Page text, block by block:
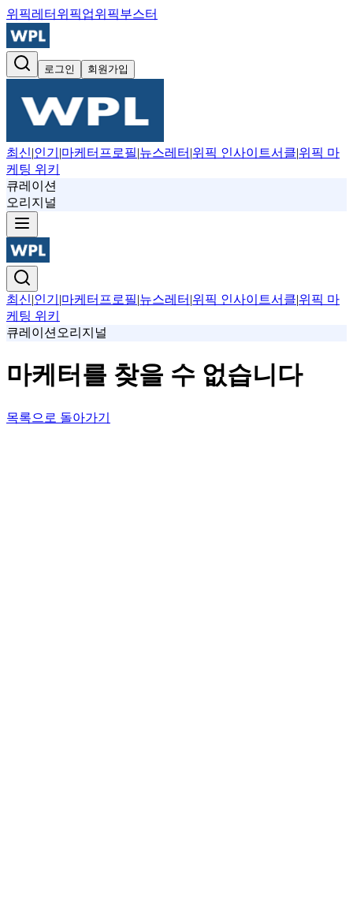
위픽레터 위픽업위픽부스터
로그인 회원가입
최신|인기 |마케터프로필|뉴스레터 |위픽 인사이트서클|위픽 마
케팅 위키
큐레이션
오리지널
최신|인기 |마케터프로필|뉴스레터 |위픽 인사이트서클|위픽 마
케팅 위키
큐레이션 오리지널
마케터를 찾을 수 없습니다
목록으로 돌아가기